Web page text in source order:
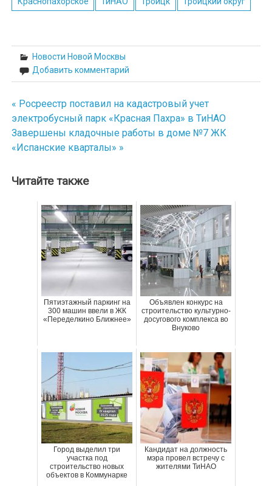
Новости Новой Москвы
Добавить комментарий
Навигация
по
записям
« Росреестр поставил на кадастровый учет
электробусный парк «Красная Пахра» в ТиНАО
Завершены кладочные работы в доме №7 ЖК
«Испанские кварталы» »
Читайте также
Пятиэтажный паркинг на
300 машин ввели в ЖК
«Переделкино Ближнее»
Объявлен конкурс на
строительство культурно-
досугового комплекса во
Внуково
Город выделил три
участка под
строительство новых
объектов в Коммунарке
Кандидат на должность
мэра провел встречу с
жителями ТиНАО